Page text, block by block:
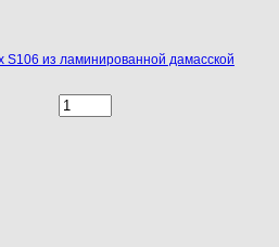
из ламинированной дамасской